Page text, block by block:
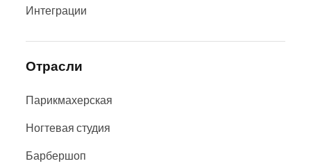
Интеграции
Отрасли
Парикмахерская
Ногтевая студия
Барбершоп